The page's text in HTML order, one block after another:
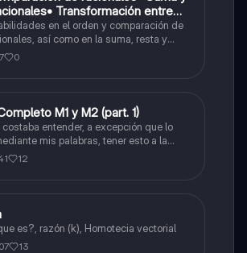
Transformación entre
fraccionesen el orden y comparación de
así como en la suma, resta y
decimales y fracciones.
0
M1 y M2 (part. 1)
entender, a excepción que lo
mis palabras, tener esto a la
caleta, ojalá también les pueda servir
12
es?, razón (k), Homotecia vectorial
13